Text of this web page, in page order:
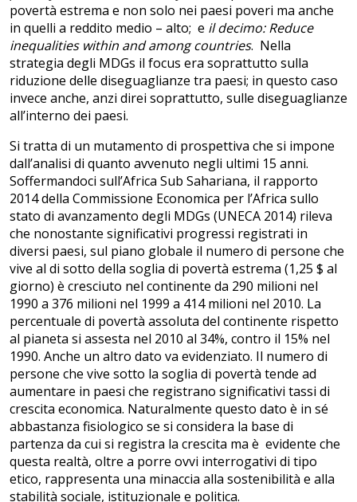
povertà estrema e non solo nei paesi poveri ma anche
in quelli a reddito medio – alto; e il decimo: Reduce
inequalities within and among countries. Nella
strategia degli MDGs il focus era soprattutto sulla
riduzione delle diseguaglianze tra paesi; in questo caso
invece anche, anzi direi soprattutto, sulle diseguaglianze
all’interno dei paesi.
Si tratta di un mutamento di prospettiva che si impone
dall’analisi di quanto avvenuto negli ultimi 15 anni.
Soffermandoci sull’Africa Sub Sahariana, il rapporto
2014 della Commissione Economica per l’Africa sullo
stato di avanzamento degli MDGs (UNECA 2014) rileva
che nonostante significativi progressi registrati in
diversi paesi, sul piano globale il numero di persone che
vive al di sotto della soglia di povertà estrema (1,25 $ al
giorno) è cresciuto nel continente da 290 milioni nel
1990 a 376 milioni nel 1999 a 414 milioni nel 2010. La
percentuale di povertà assoluta del continente rispetto
al pianeta si assesta nel 2010 al 34%, contro il 15% nel
1990. Anche un altro dato va evidenziato. Il numero di
persone che vive sotto la soglia di povertà tende ad
aumentare in paesi che registrano significativi tassi di
crescita economica. Naturalmente questo dato è in sé
abbastanza fisiologico se si considera la base di
partenza da cui si registra la crescita ma è evidente che
questa realtà, oltre a porre ovvi interrogativi di tipo
etico, rappresenta una minaccia alla sostenibilità e alla
stabilità sociale, istituzionale e politica.